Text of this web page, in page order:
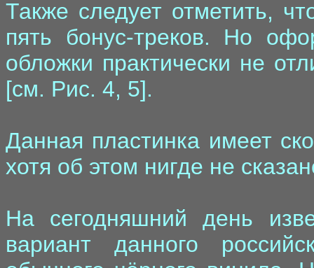
Также следует отметить,
пять бонус-треков. Но
обложки практически не
[см. Рис. 4, 5].
Данная пластинка имеет
хотя об этом нигде не
На сегодняшний день
вариант данного